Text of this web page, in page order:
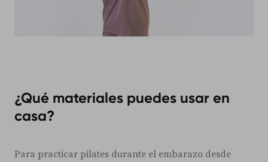
¿Qué materiales puedes usar en
casa?
Para practicar pilates durante el embarazo desde